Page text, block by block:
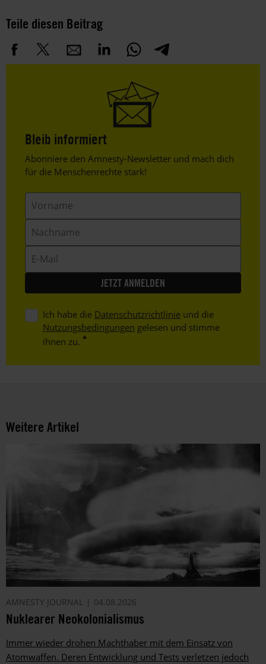
Teile diesen Beitrag
Bleib informiert
Header
Text
Abonniere den Amnesty-Newsletter und mach dich
für die Menschenrechte stark!
Mail
Ich habe die Datenschutzrichtlinie und die
Nutzungsbedingungen gelesen und stimme
ihnen zu.
Weitere Artikel
AMNESTY JOURNAL 04.08.2026
Nuklearer Neokolonialismus
Immer wieder drohen Machthaber mit dem Einsatz von
Atomwaffen. Deren Entwicklung und Tests verletzen jedoch